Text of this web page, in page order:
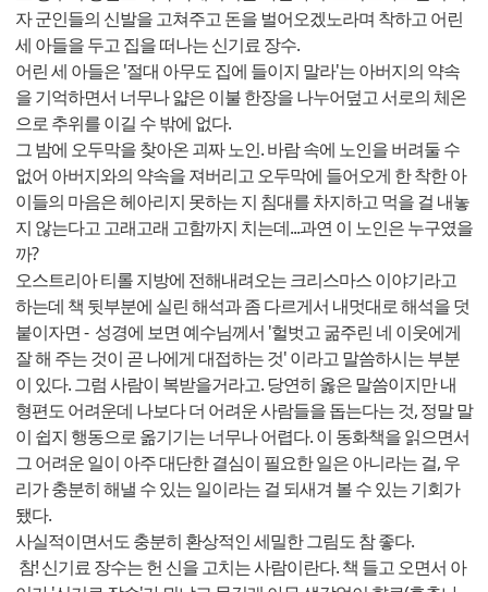
자 군인들의 신발을 고쳐주고 돈을 벌어오겠노라며 착하고 어린
세 아들을 두고 집을 떠나는 신기료 장수.
어린 세 아들은 '절대 아무도 집에 들이지 말라'는 아버지의 약속
을 기억하면서 너무나 얇은 이불 한장을 나누어덮고 서로의 체온
으로 추위를 이길 수 밖에 없다.
그 밤에 오두막을 찾아온 괴짜 노인. 바람 속에 노인을 버려둘 수
없어 아버지와의 약속을 져버리고 오두막에 들어오게 한 착한 아
이들의 마음은 헤아리지 못하는 지 침대를 차지하고 먹을 걸 내놓
지 않는다고 고래고래 고함까지 치는데...과연 이 노인은 누구였을
까?
오스트리아 티롤 지방에 전해내려오는 크리스마스 이야기라고
하는데 책 뒷부분에 실린 해석과 좀 다르게서 내멋대로 해석을 덧
붙이자면 - 성경에 보면 예수님께서 '헐벗고 굶주린 네 이웃에게
잘 해 주는 것이 곧 나에게 대접하는 것' 이라고 말씀하시는 부분
이 있다. 그럼 사람이 복받을거라고. 당연히 옳은 말씀이지만 내
형편도 어려운데 나보다 더 어려운 사람들을 돕는다는 것, 정말 말
이 쉽지 행동으로 옮기기는 너무나 어렵다. 이 동화책을 읽으면서
그 어려운 일이 아주 대단한 결심이 필요한 일은 아니라는 걸, 우
리가 충분히 해낼 수 있는 일이라는 걸 되새겨 볼 수 있는 기회가
됐다.
사실적이면서도 충분히 환상적인 세밀한 그림도 참 좋다.
참! 신기료 장수는 헌 신을 고치는 사람이란다. 책 들고 오면서 아